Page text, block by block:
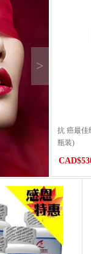
>
抗 癌最佳
瓶装)